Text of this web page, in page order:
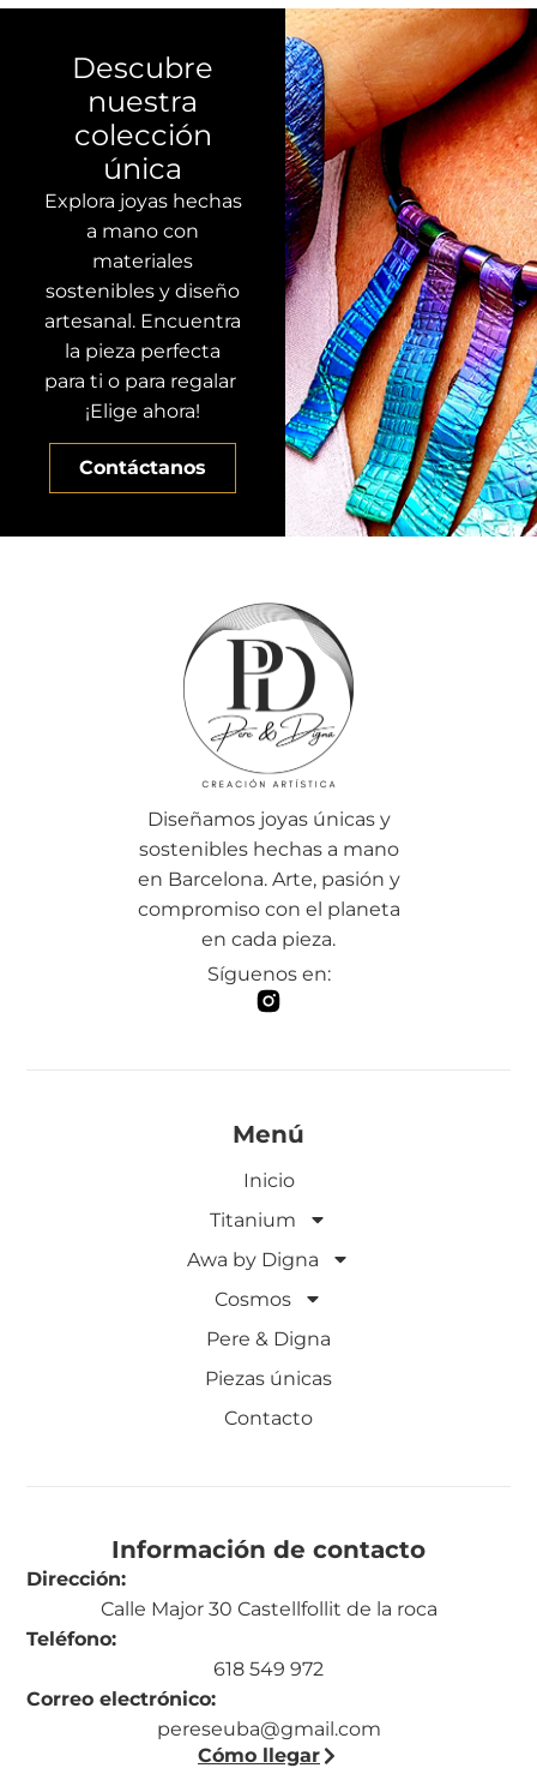
Descubre
nuestra
colección
única
Explora joyas hechas
a mano con
materiales
sostenibles y diseño
artesanal. Encuentra
la pieza perfecta
para ti o para regalar
¡Elige ahora!
Contáctanos
Diseñamos joyas únicas y
sostenibles hechas a mano
en Barcelona. Arte, pasión y
compromiso con el planeta
en cada pieza.
Síguenos en:
Menú
Inicio
Titanium
Awa by Digna
Cosmos
Pere & Digna
Piezas únicas
Contacto
Información de contacto
Dirección:
Calle Major 30 Castellfollit de la roca
Teléfono:
618 549 972
Correo electrónico:
pereseuba@gmail.com
Cómo llegar